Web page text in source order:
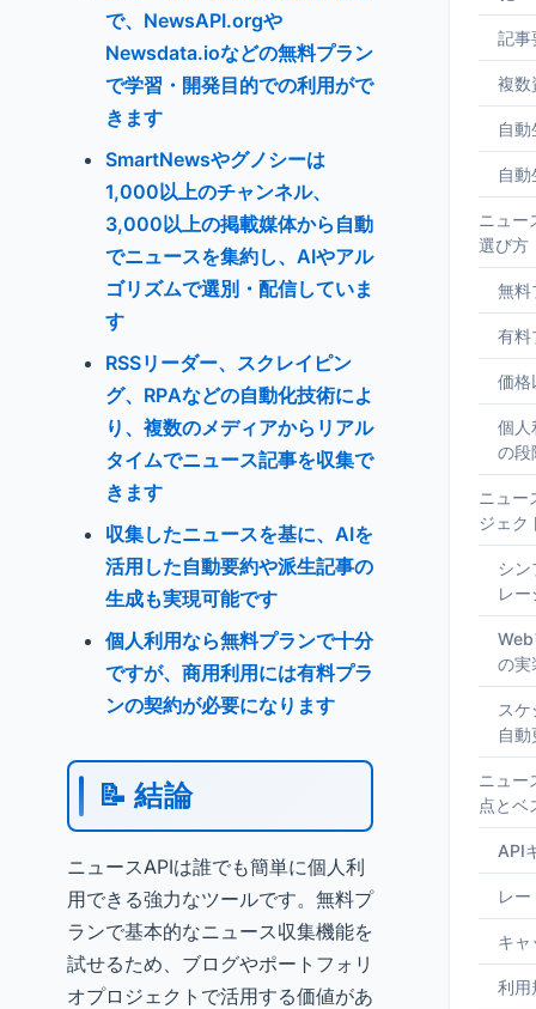
で、NewsAPI.orgや
Newsdata.ioなどの無料プラン
で学習・開発目的での利用がで
きます
SmartNewsやグノシーは
1,000以上のチャンネル、
3,000以上の掲載媒体から自動
でニュースを集約し、AIやアル
ゴリズムで選別・配信していま
す
RSSリーダー、スクレイピン
グ、RPAなどの自動化技術によ
り、複数のメディアからリアル
タイムでニュース記事を収集で
きます
収集したニュースを基に、AIを
活用した自動要約や派生記事の
生成も実現可能です
個人利用なら無料プランで十分
ですが、商用利用には有料プラ
ンの契約が必要になります
📝 結論
ニュースAPIは誰でも簡単に個人利
用できる強力なツールです。無料プ
ランで基本的なニュース収集機能を
試せるため、ブログやポートフォリ
オプロジェクトで活用する価値があ
記事
複数
自
自
ニュー
選び方
無料
有料
価格
個人
の段
ニュー
ジェク
シン
レ
の実
ス
自
ニュー
点とベ
API
レ
キャ
利用